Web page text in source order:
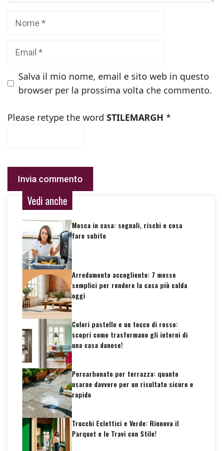
Salva il mio nome, email e sito web in questo
browser per la prossima volta che commento.
Please retype the word STILEMARGH *
Vedi anche
Mosca in casa: segnali, rischi e cosa
fare subito
Arredamento accogliente: 7 mosse
semplici per rendere la casa più calda
oggi
Colori pastello e un tocco di rosso:
scopri come trasformano gli interni di
una casa danese!
Percarbonato per terrazza: quanto
usarne davvero per un risultato sicuro e
rapido
Trucchi Eclettici e Verde: Rinnova il
Parquet e le Travi con Stile!